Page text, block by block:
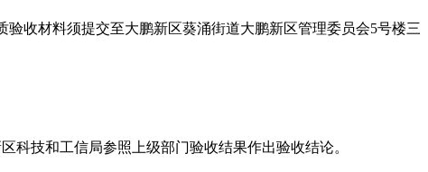
收材料须提交至大鹏新区葵涌街道大鹏新区管理委员会5号楼三
科技和工信局参照上级部门验收结果作出验收结论。